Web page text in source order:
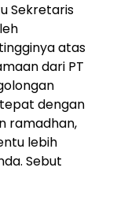
Sekretaris
atas
dari PT
dengan
ramadhan,
lebih
Sebut